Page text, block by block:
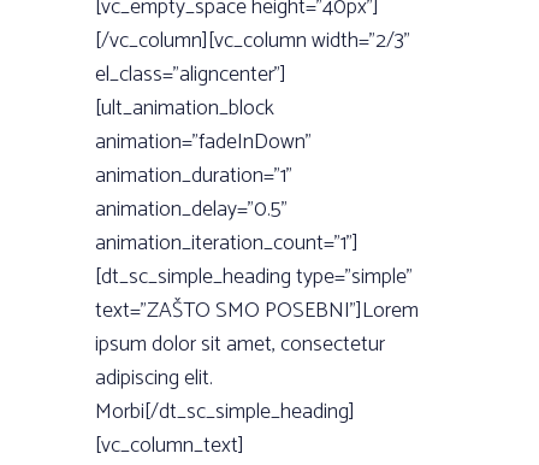
[vc_empty_space height=”40px”]
[/vc_column][vc_column width=”2/3”
el_class=”aligncenter”]
[ult_animation_block
animation=”fadeInDown”
animation_duration=”1”
animation_delay=”0.5”
animation_iteration_count=”1”]
[dt_sc_simple_heading type=”simple”
text=”ZAŠTO SMO POSEBNI”]Lorem
ipsum dolor sit amet, consectetur
adipiscing elit.
Morbi[/dt_sc_simple_heading]
[vc_column_text]